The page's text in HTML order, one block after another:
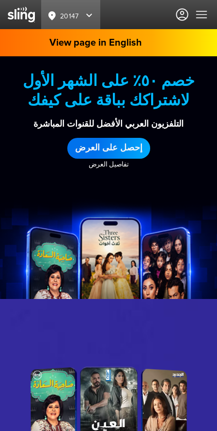
20147
View page in English
خصم ٥٠٪ على الشهر الأول
لاشتراكك بباقة على كيفك
التلفزيون العربي الأفضل للقنوات المباشرة
إحصل على العرض
تفاصيل العرض